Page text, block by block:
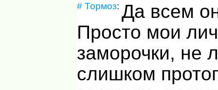
# Тормоз: Да всем
Просто мои
заморочки, не
слишком